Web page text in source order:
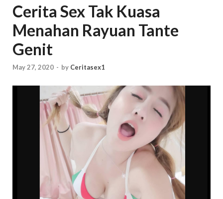
Cerita Sex Tak Kuasa
Menahan Rayuan Tante
Genit
May 27, 2020 - by Ceritasex1